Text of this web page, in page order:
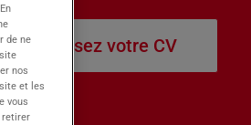
Déposez votre CV
de ne
nos
et les
vous
retirer